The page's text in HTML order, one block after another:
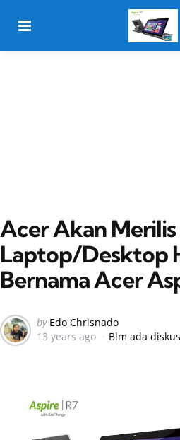
Acer Akan Merilis
Laptop/Desktop
Bernama Acer
Posted
by
by Edo Chrisnado
13 years ago
Blm ada